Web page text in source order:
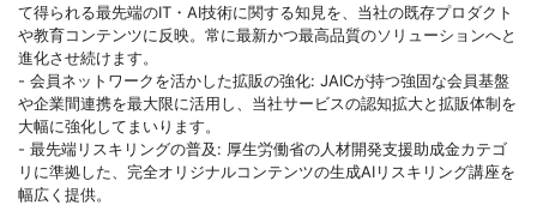
て得られる最先端のIT・AI技術に関する知見を、当社の既存プロダクト
や教育コンテンツに反映。常に最新かつ最高品質のソリューションへと
進化させ続けます。
- 会員ネットワークを活かした拡販の強化: JAICが持つ強固な会員基盤
や企業間連携を最大限に活用し、当社サービスの認知拡大と拡販体制を
大幅に強化してまいります。
- 最先端リスキリングの普及: 厚生労働省の人材開発支援助成金カテゴ
リに準拠した、完全オリジナルコンテンツの生成AIリスキリング講座を
幅広く提供。